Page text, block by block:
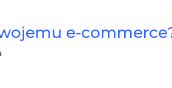
e-